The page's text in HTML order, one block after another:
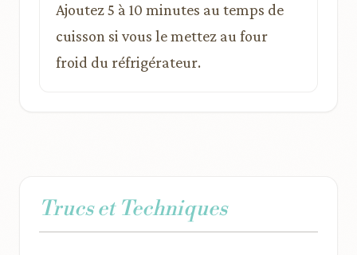
Ajoutez 5 à 10 minutes au temps de
cuisson si vous le mettez au four
froid du réfrigérateur.
Trucs et Techniques